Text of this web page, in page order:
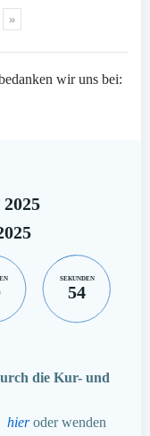
»
wir uns bei:
SEKUNDEN
52
die Kur- und
hieroder wenden